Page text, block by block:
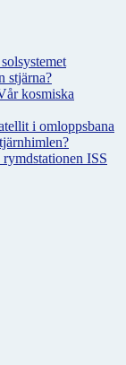
stjärna?
kosmiska
i omloppsbana
ISS